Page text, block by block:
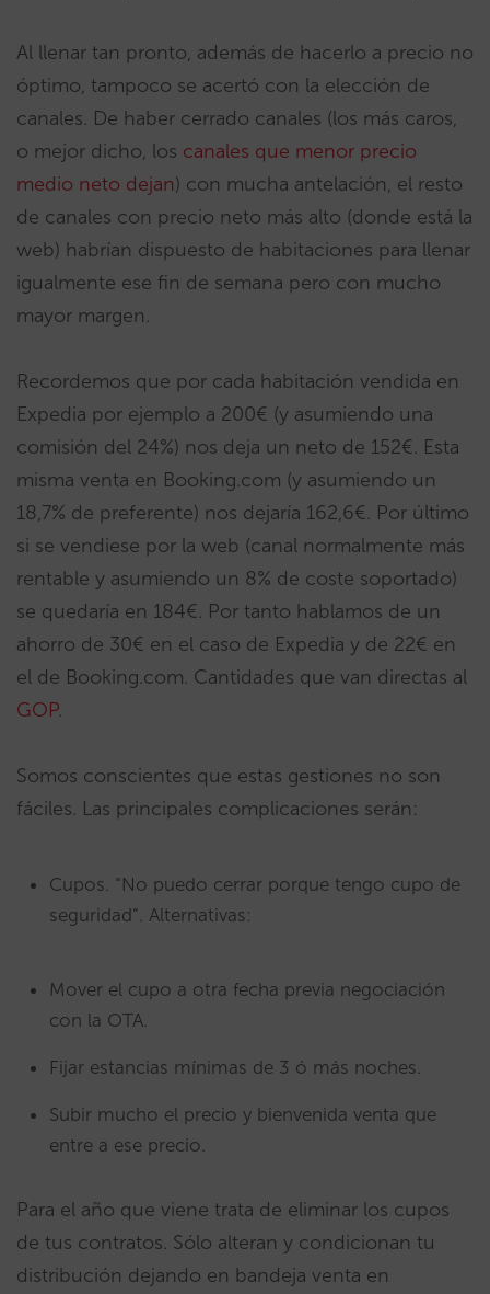
Al llenar tan pronto, además de hacerlo a precio no
óptimo, tampoco se acertó con la elección de
canales. De haber cerrado canales (los más caros,
o mejor dicho, los canales que menor precio
medio neto dejan) con mucha antelación, el resto
de canales con precio neto más alto (donde está la
web) habrían dispuesto de habitaciones para llenar
igualmente ese fin de semana pero con mucho
mayor margen.
Recordemos que por cada habitación vendida en
Expedia por ejemplo a 200€ (y asumiendo una
comisión del 24%) nos deja un neto de 152€. Esta
misma venta en Booking.com (y asumiendo un
18,7% de preferente) nos dejaría 162,6€. Por último
si se vendiese por la web (canal normalmente más
rentable y asumiendo un 8% de coste soportado)
se quedaría en 184€. Por tanto hablamos de un
ahorro de 30€ en el caso de Expedia y de 22€ en
el de Booking.com. Cantidades que van directas al
GOP.
Somos conscientes que estas gestiones no son
fáciles. Las principales complicaciones serán:
Cupos. “No puedo cerrar porque tengo cupo de
seguridad”. Alternativas:
Mover el cupo a otra fecha previa negociación
con la OTA.
Fijar estancias mínimas de 3 ó más noches.
Subir mucho el precio y bienvenida venta que
entre a ese precio.
Para el año que viene trata de eliminar los cupos
de tus contratos. Sólo alteran y condicionan tu
distribución dejando en bandeja venta en